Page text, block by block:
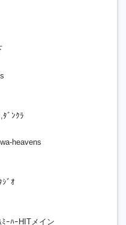
ﾀﾞﾝｸﾗ
heavens
ﾞｵ
ｰﾊｰHITメイン